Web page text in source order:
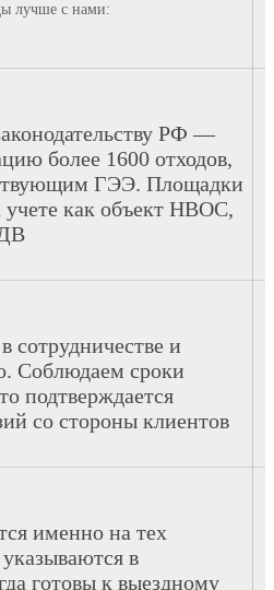
лучше с нами:
РФ —
более 1600 отходов,
ГЭЭ. Площадки
учете как объект НВОС,
сотрудничестве и
Соблюдаем сроки
подтверждается
со стороны клиентов
именно на тех
в
готовы к выездному